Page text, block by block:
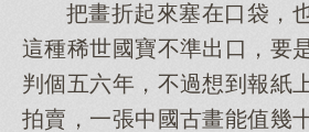
把畫折起來塞在口袋，
這種稀世國寶不準出口，要
判個五六年，不過想到報紙
拍賣，一張中國古畫能值幾